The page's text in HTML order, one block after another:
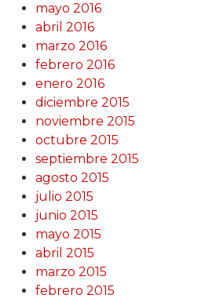
mayo 2016
abril 2016
marzo 2016
febrero 2016
enero 2016
diciembre 2015
noviembre 2015
octubre 2015
septiembre 2015
agosto 2015
julio 2015
junio 2015
mayo 2015
abril 2015
marzo 2015
febrero 2015